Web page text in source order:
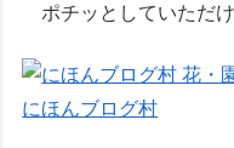
ポチッとしていただけ
にほんブログ村